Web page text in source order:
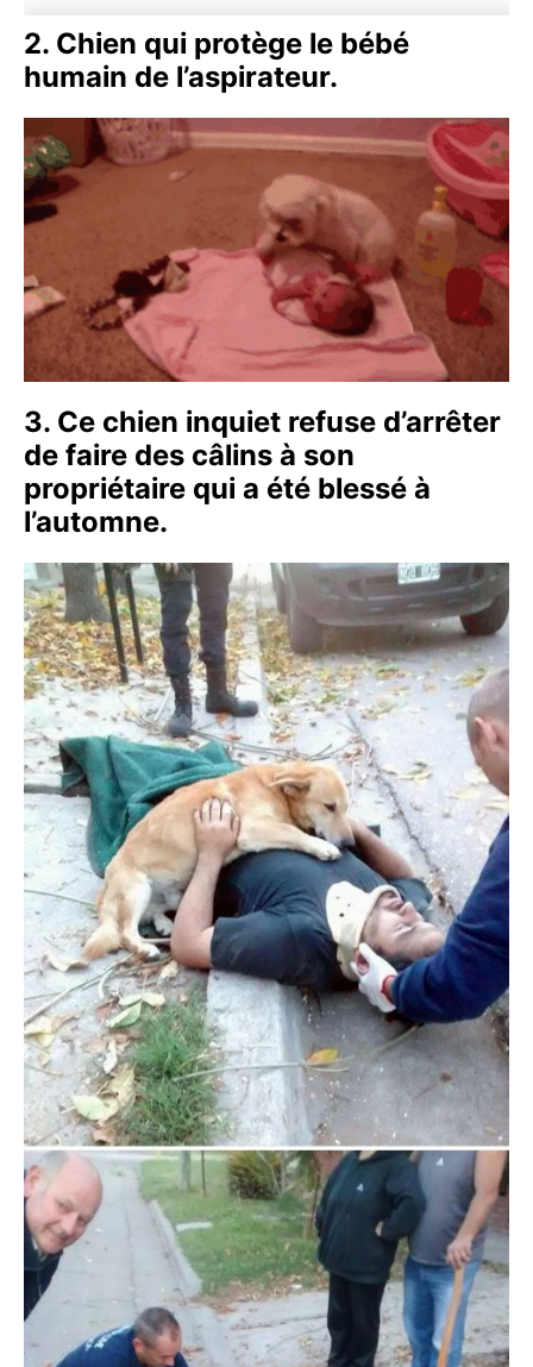
2. Chien qui protège le bébé
humain de l’aspirateur.
3. Ce chien inquiet refuse d’arrêter
de faire des câlins à son
propriétaire qui a été blessé à
l’automne.